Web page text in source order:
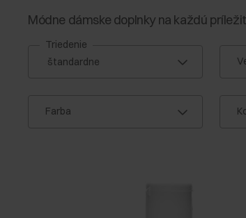
Módne dámske doplnky na každú
Triedenie
Farba